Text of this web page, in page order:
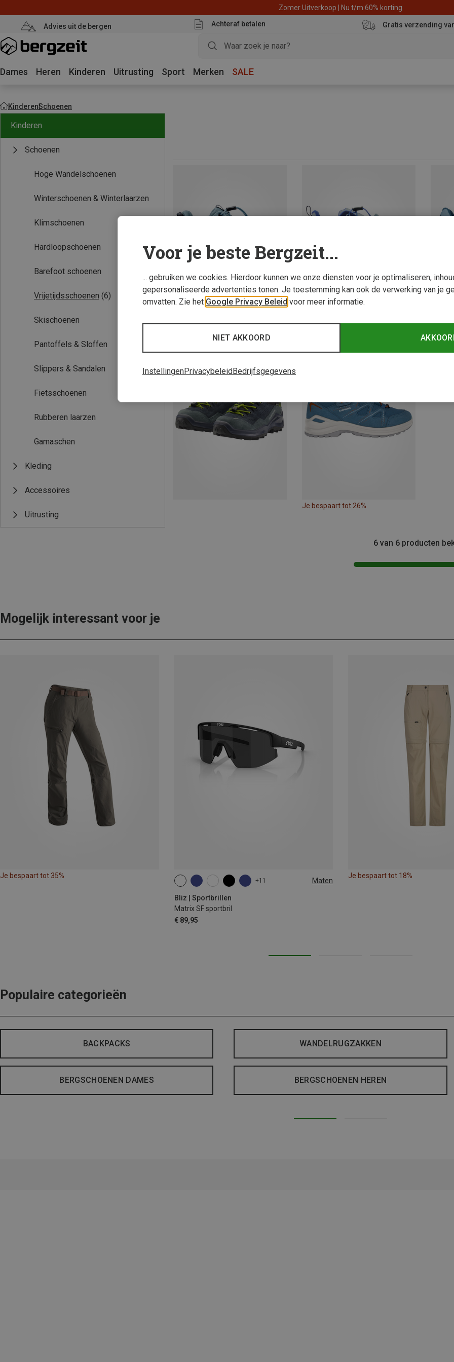
Zomer Uitverkoop | Nu t/m 60% korting
Advies uit de bergen Achteraf betalen Gratis verzending
Dames Heren Kinderen Uitrusting Sport Merken SALE
KinderenSchoenen
Kinderen
Schoenen
Hoge Wandelschoenen
Winterschoenen & Winterlaarzen
Klimschoenen
Hardloopschoenen
Barefoot schoenen
Vrijetijdsschoenen (6)
Skischoenen
Pantoffels & Sloffen
Slippers & Sandalen
Fietsschoenen
Rubberen laarzen
Gamaschen
Kleding
Accessoires
Uitrusting
Je bespaart tot 28% Je bespaart tot 13% Je
Je bespaart tot 26%
6 van 6 producten
Mogelijk interessant voor je
Je bespaart tot 35%
+11 Maten
Bliz | Sportbrillen
Matrix SF sportbril
€ 89,95
ONE SIZE
Je bespaart tot 18%
Populaire categorieën
BACKPACKS WANDELRUGZAKKEN
BERGSCHOENEN DAMES BERGSCHOENEN HEREN
Voor je beste Bergzeit...
... gebruiken we cookies. Hierdoor kunnen we onze diensten voor je optimaliseren,
gepersonaliseerde advertenties tonen. Je toestemming kan ook de verwerking van je
omvatten. Zie het Google Privacy Beleid voor meer informatie.
NIET AKKOORD
InstellingenPrivacybeleid Bedrijfsgegevens